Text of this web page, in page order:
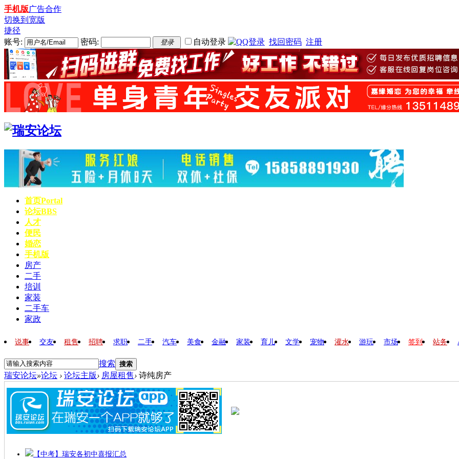
手机版广告合作
切换到宽版
捷径
账号:
密码: 登录 自动登录 找回密码 注册
首页Portal
论坛BBS
人才
便民
婚恋
手机版
房产
二手
培训
家装
二手车
家政
说事 交友 租售 招聘 求职 二手 汽车 美食 金融 家装 育儿 文学 宠物 灌水 游玩 市场 签到 站务
搜索 搜索
瑞安论坛»论坛 › 论坛主版› 房屋租售› 诗纯房产
【中考】瑞安各初中喜报汇总